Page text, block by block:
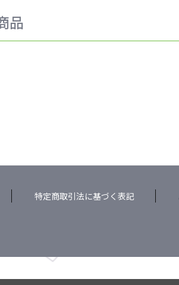
品
特定商取引法に基づく表記